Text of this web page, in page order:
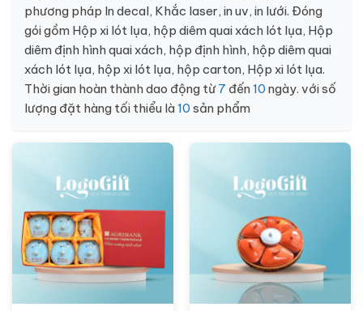
phương pháp In decal, Khắc laser, in uv, in lưới. Đóng
gói gồm Hộp xi lót lụa, hộp diêm quai xách lót lụa, Hộp
diêm định hình quai xách, hộp định hình, hộp diêm quai
xách lót lụa, hộp xi lót lụa, hộp carton, Hộp xi lót lụa.
Thời gian hoàn thành dao động từ7 đến10ngày. với số
lượng đặt hàng tối thiểu là10sản phẩm